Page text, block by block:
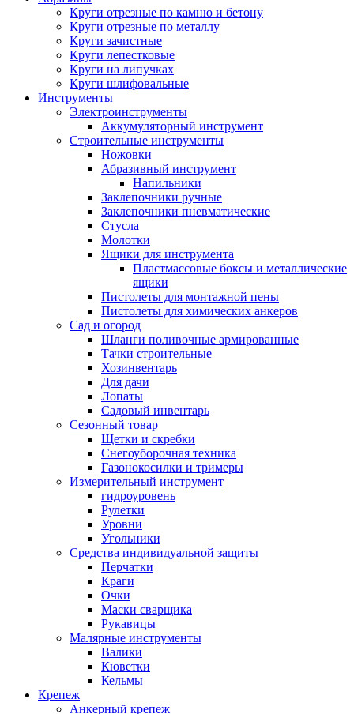
Круги отрезные по камню и бетону
Круги отрезные по металлу
Круги зачистные
Круги лепестковые
Круги на липучках
Круги шлифовальные
Инструменты
Электроинструменты
Аккумуляторный инструмент
Строительные инструменты
Ножовки
Абразивный инструмент
Напильники
Заклепочники ручные
Заклепочники пневматические
Стусла
Молотки
Ящики для инструмента
Пластмассовые боксы и металлические
ящики
Пистолеты для монтажной пены
Пистолеты для химических анкеров
Сад и огород
Шланги поливочные армированные
Тачки строительные
Хозинвентарь
Для дачи
Лопаты
Садовый инвентарь
Сезонный товар
Щетки и скребки
Снегоуборочная техника
Газонокосилки и тримеры
Измерительный инструмент
гидроуровень
Рулетки
Уровни
Угольники
Средства индивидуальной защиты
Перчатки
Краги
Очки
Маски сварщика
Рукавицы
Малярные инструменты
Валики
Кюветки
Кельмы
Крепеж
Анкерный крепеж